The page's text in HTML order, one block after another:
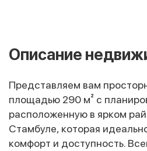
Описание
Представляем вам
площадью 290 м² с
расположенную в ярком
Стамбуле, которая
комфорт и доступность.